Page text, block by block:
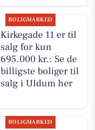
BOLIGMARKED
Kirkegade 11 er til
salg for kun
695.000 kr.: Se de
billigste boliger til
salg i Uldum her
BOLIGMARKED